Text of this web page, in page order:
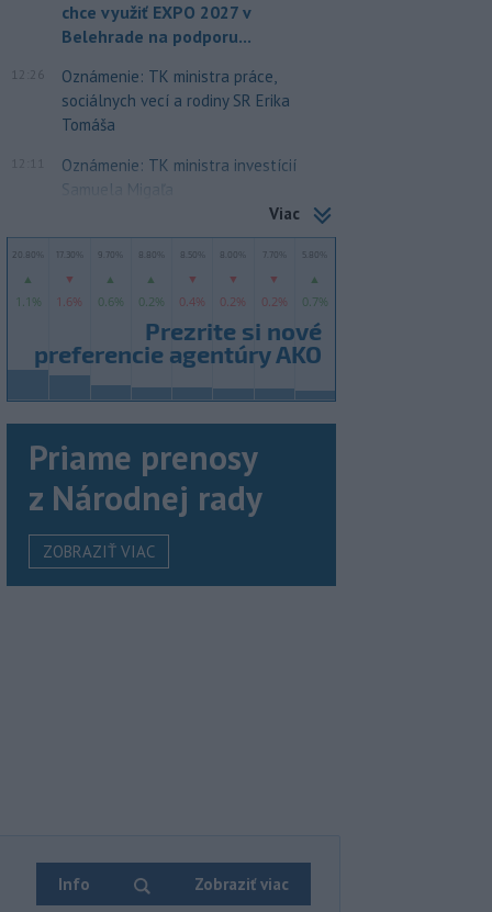
chce využiť EXPO 2027 v
Belehrade na podporu...
12:26
Oznámenie: TK ministra práce,
sociálnych vecí a rodiny SR Erika
Tomáša
Oznámenie: TK ministra investícií
Samuela Migaľa
Viac
Priame prenosy
z Národnej rady
ZOBRAZIŤ VIAC
Info Zobraziť viac